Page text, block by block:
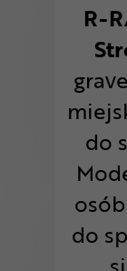
R-
do
do